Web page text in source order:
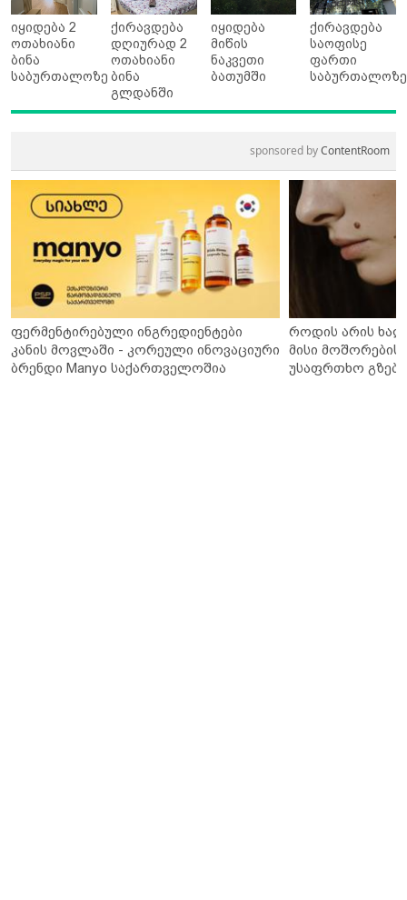
იყიდება 2
ოთახიანი
ბინა
საბურთალოზე
ქირავდება
დღიურად 2
ოთახიანი
ბინა
გლდანში
იყიდება
მიწის
ნაკვეთი
ბათუმში
ქირავდება
საოფისე
ფართი
საბურთალოზე
sponsored byContentRoom
ფერმენტირებული ინგრედიენტები
კანის მოვლაში - კორეული ინოვაციური
ბრენდი Manyo საქართველოშია
როდის არის
მისი მოშორების
უსაფრთხო გზები